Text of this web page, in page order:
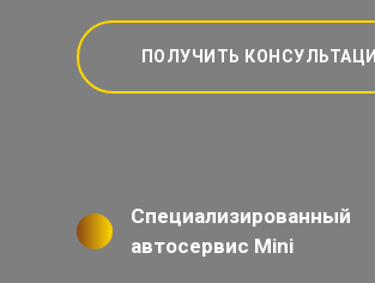
ПОЛУЧИТЬ
Специализированный
автосервис Mini